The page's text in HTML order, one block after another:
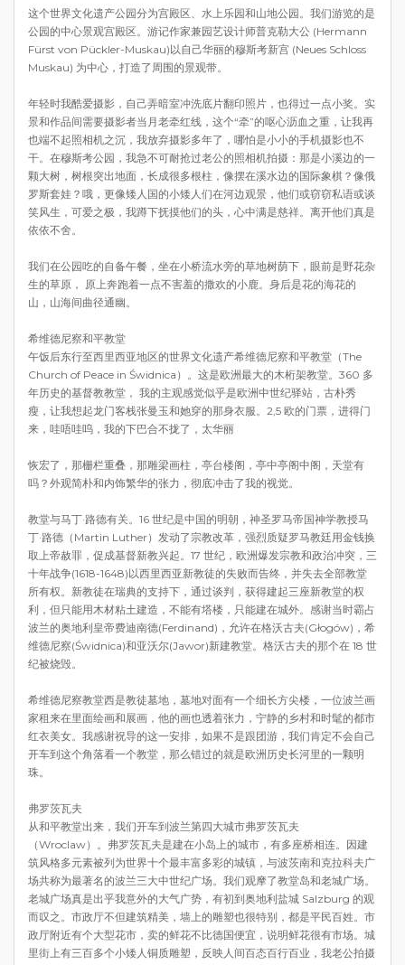
这个世界文化遗产公园分为宫殿区、水上乐园和山地公园。我们游览的是
公园的中心景观宫殿区。游记作家兼园艺设计师普克勒大公 (Hermann
Fürst von Pückler-Muskau)以自己华丽的穆斯考新宫 (Neues Schloss
Muskau) 为中心，打造了周围的景观带。
年轻时我酷爱摄影，自己弄暗室冲洗底片翻印照片，也得过一点小奖。实
景和作品间需要摄影者当月老牵红线，这个“牵”的呕心沥血之重，让我再
也端不起照相机之沉，我放弃摄影多年了，哪怕是小小的手机摄影也不
干。在穆斯考公园，我急不可耐抢过老公的照相机拍摄：那是小溪边的一
颗大树，树根突出地面，长成很多根柱，像摆在溪水边的国际象棋？像俄
罗斯套娃？哦，更像矮人国的小矮人们在河边观景，他们或窃窃私语或谈
笑风生，可爱之极，我蹲下抚摸他们的头，心中满是慈祥。离开他们真是
依依不舍。
我们在公园吃的自备午餐，坐在小桥流水旁的草地树荫下，眼前是野花杂
生的草原， 原上奔跑着一点不害羞的撒欢的小鹿。身后是花的海花的
山，山海间曲径通幽。
希维德尼察和平教堂
午饭后东行至西里西亚地区的世界文化遗产希维德尼察和平教堂（The
Church of Peace in Świdnica）。这是欧洲最大的木桁架教堂。360 多
年历史的基督教教堂， 我的主观感觉似乎是欧洲中世纪驿站，古朴秀
瘦，让我想起龙门客栈张曼玉和她穿的那身衣服。2,5 欧的门票，进得门
来，哇唔哇呜，我的下巴合不拢了，太华丽
恢宏了，那栅栏重叠，那雕梁画柱，亭台楼阁，亭中亭阁中阁，天堂有
吗？外观简朴和内饰繁华的张力，彻底冲击了我的视觉。
教堂与马丁·路德有关。16 世纪是中国的明朝，神圣罗马帝国神学教授马
丁·路德（Martin Luther）发动了宗教改革，强烈质疑罗马教廷用金钱换
取上帝赦罪，促成基督新教兴起。17 世纪，欧洲爆发宗教和政治冲突，三
十年战争(1618-1648)以西里西亚新教徒的失败而告终，并失去全部教堂
所有权。新教徒在瑞典的支持下，通过谈判，获得建起三座新教堂的权
利，但只能用木材粘土建造，不能有塔楼，只能建在城外。感谢当时霸占
波兰的奥地利皇帝费迪南德(Ferdinand)，允许在格沃古夫(Głogów)，希
维德尼察(Świdnica)和亚沃尔(Jawor)新建教堂。格沃古夫的那个在 18 世
纪被烧毁。
希维德尼察教堂西是教徒墓地，墓地对面有一个细长方尖楼，一位波兰画
家租来在里面绘画和展画，他的画也透着张力，宁静的乡村和时髦的都市
红衣美女。我感谢祝导的这一安排，如果不是跟团游，我们肯定不会自己
开车到这个角落看一个教堂，那么错过的就是欧洲历史长河里的一颗明
珠。
弗罗茨瓦夫
从和平教堂出来，我们开车到波兰第四大城市弗罗茨瓦夫
（Wroclaw）。弗罗茨瓦夫是建在小岛上的城市，有多座桥相连。因建
筑风格多元素被列为世界十个最丰富多彩的城镇，与波茨南和克拉科夫广
场共称为最著名的波兰三大中世纪广场。我们观摩了教堂岛和老城广场。
老城广场真是出乎我意外的大气广势，有初到奥地利盐城 Salzburg 的观
而叹之。市政厅不但建筑精美，墙上的雕塑也很特别，都是平民百姓。市
政厅附近有个大型花市，卖的鲜花不比德国便宜，说明鲜花很有市场。城
里街上有三百多个小矮人铜质雕塑，反映人间百态百行百业，我老公拍摄